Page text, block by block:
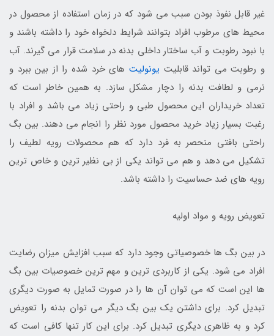
غیر قابل نفوذ بودن سبب می شود که در زمان استفاده از محصول در
محیط های مرطوب افراد بتوانند شرایط دلخواه خود را داشته باشند و
با نبود رطوبت و آب ساختار داخلی بدنه در سلامت قرار می گیرند. آب
و رطوبت می تواند قابلیت یونولیت های خرد شده را از بین ببرد و
نرمی و لطافت بدنه را دچار مشکل سازد. به همین خاطر است که
تعداد خریداران این محصول طبی و راحتی زیاد می باشد و افراد با
رغبت بسیار زیاد خرید محصول مورد نظر را انجام می دهند. بین بگ
راحتی بافتی منحصر به فرد دارد که هم محصولات رویه لطیف را
تشکیل می دهد و هم می تواند یکی از بی نظیر ترین و خاص ترین
رویه های ضد حساسیت را داشته باشد.
تعویض رویه و مواد اولیه
در بین بگ ها خصوصیاتی وجود دارد که سبب افزایش میزان رضایت
افراد می شود. یکی از کاربردی ترین و مهم ترین خصوصیات بین بگ
ها این است که می توان آن ها را در صورت تمایل به صورت دیگری
تبدیل کرد. برای داشتن یک بین بگ دیگر می توان بدنه را تعویض
کرد و به ظاهری دیگری تبدیل کرد. برای این کار تنها کافی است که